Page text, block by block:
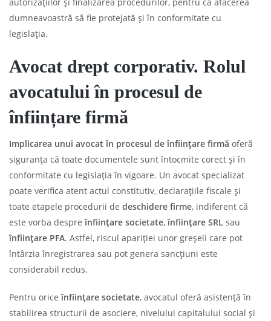
dumneavoastră să fie protejată și în conformitate cu
legislația.
Avocat drept corporativ. Rolul
avocatului în procesul de
înființare firmă
Implicarea unui avocat în procesul de înființare firmă oferă
siguranța că toate documentele sunt întocmite corect și în
conformitate cu legislația în vigoare. Un avocat specializat
poate verifica atent actul constitutiv, declarațiile fiscale și
toate etapele procedurii de deschidere firme, indiferent că
este vorba despreînființare societate,înființare SRL sau
înființare PFA. Astfel, riscul apariției unor greșeli care pot
întârzia înregistrarea sau pot genera sancțiuni este
considerabil redus.
Pentru oriceînființare societate, avocatul oferă asistență în
stabilirea structurii de asociere, nivelului capitalului social și